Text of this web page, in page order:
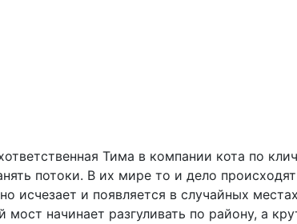
Тима в компании кота по
потоки. В их мире то и дело
исчезает и появляется в случайных
начинает разгуливать по району, а